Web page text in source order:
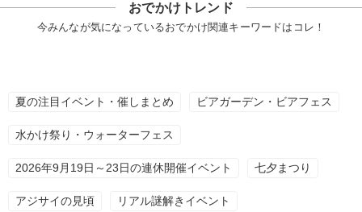
おでかけトレンド
今みんなが気になっているおでかけ関連キーワードはコレ！
夏の注目イベント・催しまとめ ビアガーデン・ビアフェス
水かけ祭り・ウォーターフェス
2026年9月19日～23日の連休開催イベント 七夕まつり
アジサイの見頃 リアル謎解きイベント